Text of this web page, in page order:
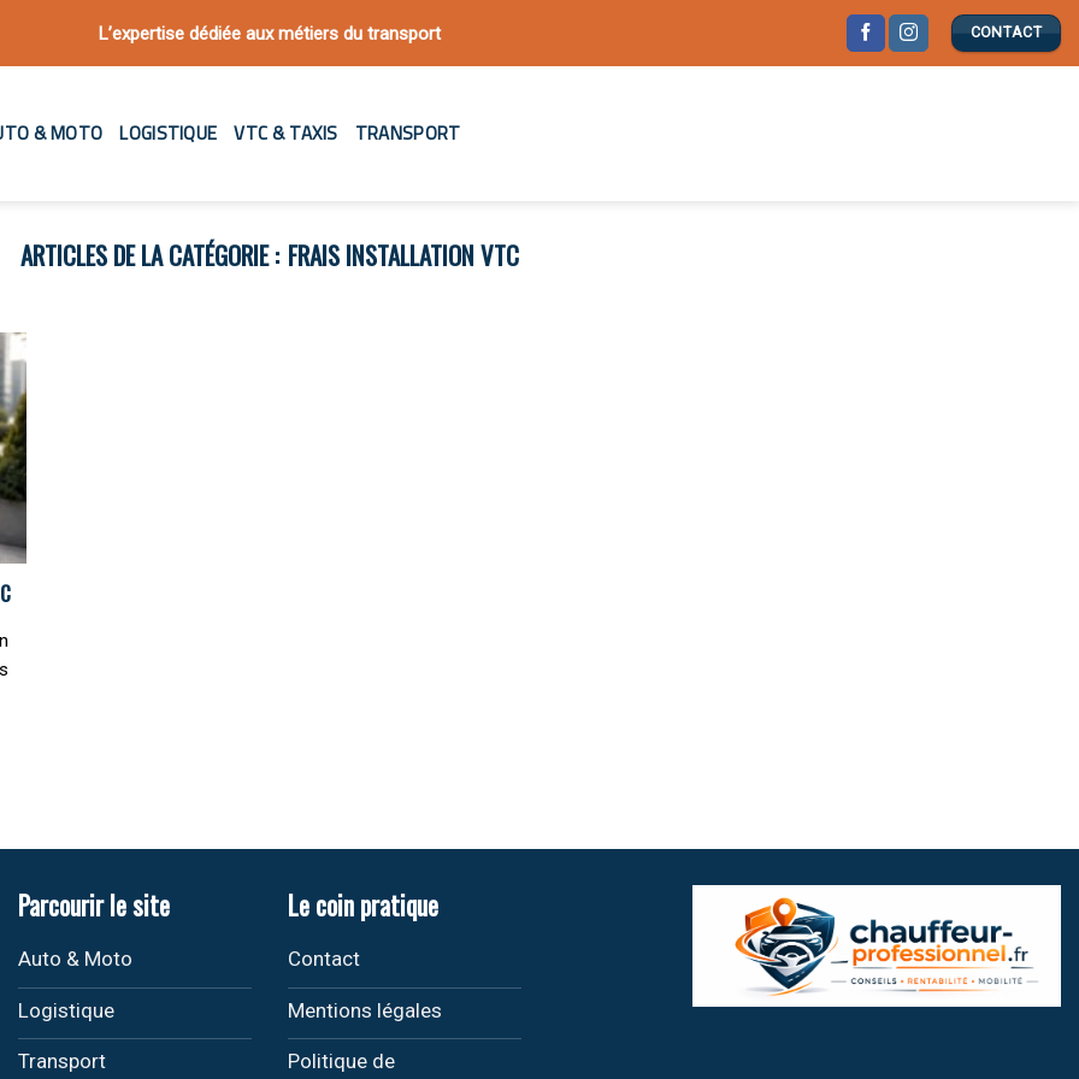
L’expertise dédiée aux métiers du transport CONTACT
& MOTO LOGISTIQUE VTC & TAXIS TRANSPORT
FRAIS INSTALLATION VTC
Parcourir le site
Auto & Moto
Logistique
Transport
Le coin pratique
Contact
Mentions légales
Politique de